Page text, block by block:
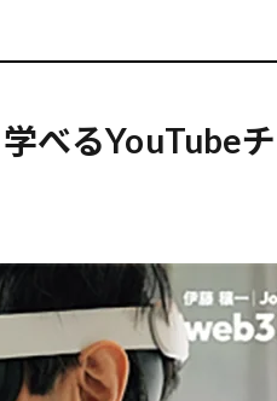
べるYouTube
歌舞伎俳優・尾上右近が休息を
前列ホテル「UMITO 熱海 別邸